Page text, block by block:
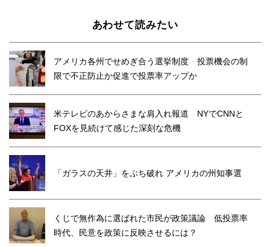
あわせて読みたい
アメリカ各州でせめぎ合う選挙制度 投票機会の制
限で不正防止か促進で投票率アップか
米テレビのあからさまな肩入れ報道 NYでCNNと
FOXを見続けて感じた深刻な危機
「ガラスの天井」をぶち破れ アメリカの州知事選
くじで無作為に選ばれた市民が政策議論 低投票率
時代、民意を政策に反映させるには？